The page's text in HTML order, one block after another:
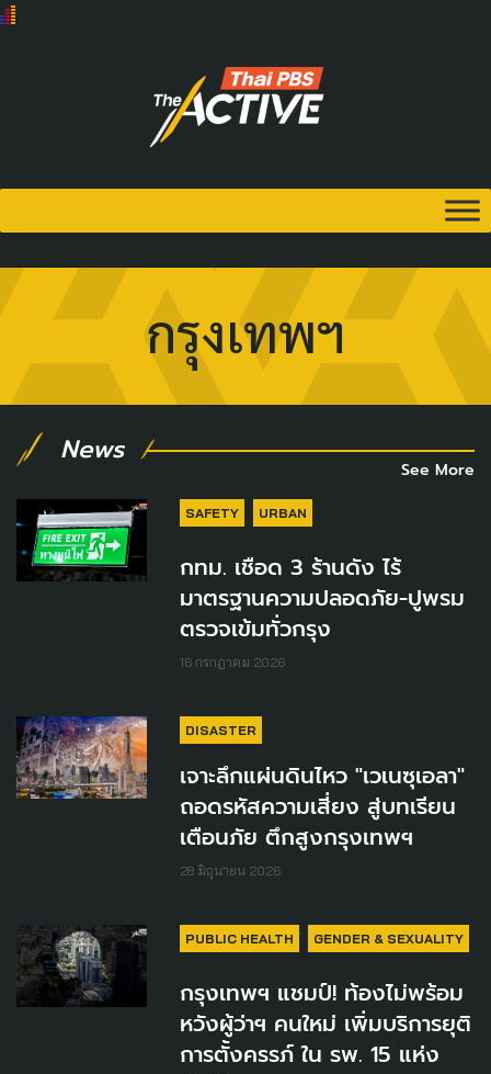
กรุงเทพฯ
News
See More
SAFETY URBAN
กทม. เชือด 3 ร้านดัง ไร้
มาตรฐานความปลอดภัย-ปูพรม
ตรวจเข้มทั่วกรุง
16 กรกฎาคม 2026
DISASTER
เจาะลึกแผ่นดินไหว "เวเนซุเอลา"
ถอดรหัสความเสี่ยง สู่บทเรียน
เตือนภัย ตึกสูงกรุงเทพฯ
28 มิถุนายน 2026
PUBLIC HEALTH GENDER & SEXUALITY
กรุงเทพฯ แชมป์! ท้องไม่พร้อม
หวังผู้ว่าฯ คนใหม่ เพิ่มบริการยุติ
การตั้งครรภ์ ใน รพ. 15 แห่ง